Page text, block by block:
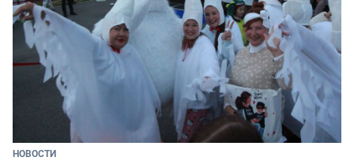
НОВОСТИ